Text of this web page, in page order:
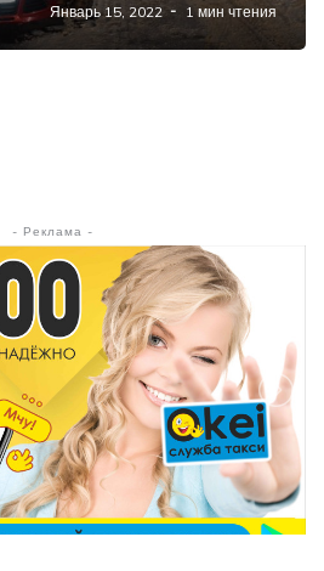
Январь 15, 2022 1 мин чтения
- Реклама -